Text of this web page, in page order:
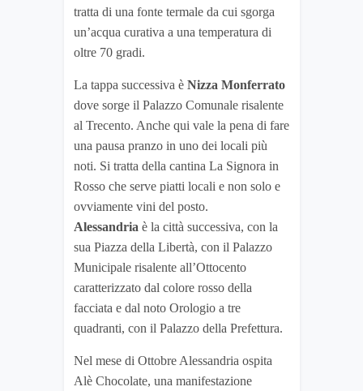
tratta di una fonte termale da cui sgorga
un’acqua curativa a una temperatura di
oltre 70 gradi.
La tappa successiva è Nizza Monferrato
dove sorge il Palazzo Comunale risalente
al Trecento. Anche qui vale la pena di fare
una pausa pranzo in uno dei locali più
noti. Si tratta della cantina La Signora in
Rosso che serve piatti locali e non solo e
ovviamente vini del posto.
Alessandria è la città successiva, con la
sua Piazza della Libertà, con il Palazzo
Municipale risalente all’Ottocento
caratterizzato dal colore rosso della
facciata e dal noto Orologio a tre
quadranti, con il Palazzo della Prefettura.
Nel mese di Ottobre Alessandria ospita
Alè Chocolate, una manifestazione